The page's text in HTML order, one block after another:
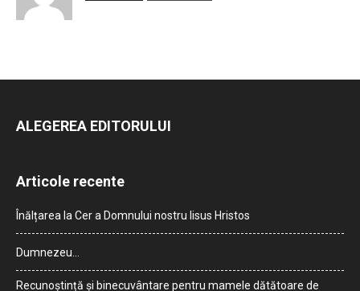
ALEGEREA EDITORULUI
Articole recente
Înălțarea la Cer a Domnului nostru Iisus Hristos
Dumnezeu…
Recunoștință și binecuvântare pentru mamele dătătoare de